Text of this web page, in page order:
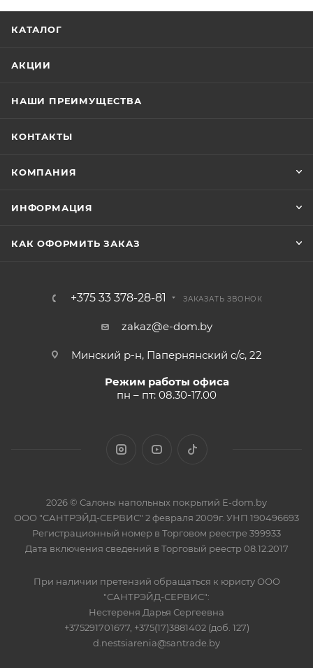
КАТАЛОГ
АКЦИИ
НАШИ ПРЕИМУЩЕСТВА
КОНТАКТЫ
КОМПАНИЯ
ИНФОРМАЦИЯ
КАК ОФОРМИТЬ ЗАКАЗ
+375 33 378-28-81 ЗАКАЗАТЬ ЗВОНОК
zakaz@e-dom.by
Минский р-н, Папернянский с/с, 22
Режим работы офиса
пн – пт: 08.30-17.00
2026 © Салоны напольных покрытий E-dom.by
ООО "САНТРЭЙД-СЕРВИС" 2 февраля 2009г. УНП 190496693
Регистрационный номер в Торговом реестре 399933
Дата включения сведений в Торговый реестр 08.12.2017
При наличии претензий обращаться к юристу ООО
"САНТРЭЙД-СЕРВИС":
Нестереня Дарья Сергеевна
+375291701677, +375(17)3881402 (доб. 127)
d.nestsiarenia@santrade.by